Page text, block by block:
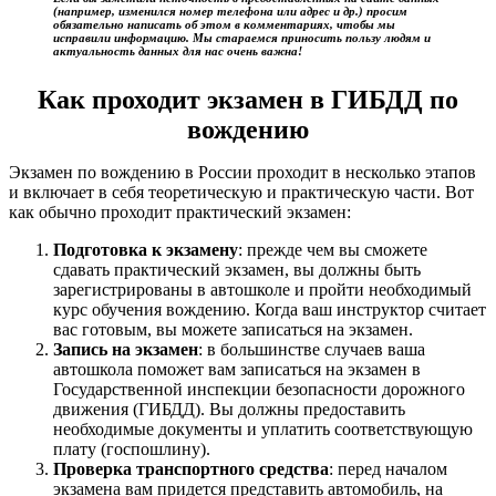
(например, изменился номер телефона или адрес и др.) просим
обязательно написать об этом в комментариях, чтобы мы
исправили информацию. Мы стараемся приносить пользу людям и
актуальность данных для нас очень важна!
Как проходит экзамен в ГИБДД по
вождению
Экзамен по вождению в России проходит в несколько этапов
и включает в себя теоретическую и практическую части. Вот
как обычно проходит практический экзамен:
Подготовка к экзамену: прежде чем вы сможете
сдавать практический экзамен, вы должны быть
зарегистрированы в автошколе и пройти необходимый
курс обучения вождению. Когда ваш инструктор считает
вас готовым, вы можете записаться на экзамен.
Запись на экзамен: в большинстве случаев ваша
автошкола поможет вам записаться на экзамен в
Государственной инспекции безопасности дорожного
движения (ГИБДД). Вы должны предоставить
необходимые документы и уплатить соответствующую
плату (госпошлину).
Проверка транспортного средства: перед началом
экзамена вам придется представить автомобиль, на